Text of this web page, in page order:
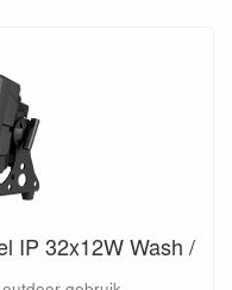
IP 32x12W Wash /